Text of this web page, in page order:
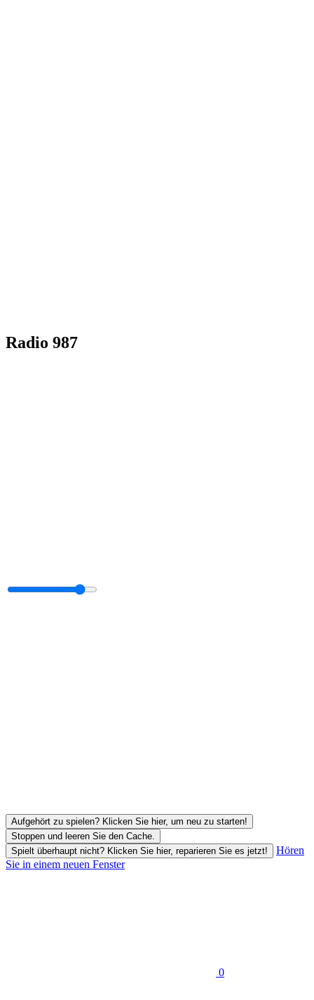
Radio 987
Aufgehört zu spielen? Klicken Sie hier, um neu zu starten!
Stoppen und leeren Sie den Cache.
Spielt überhaupt nicht? Klicken Sie hier, reparieren Sie es jetzt!
Hören
Sie in einem neuen Fenster
0